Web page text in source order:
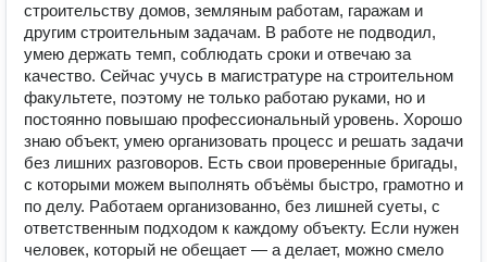
строительству домов, земляным работам, гаражам и
другим строительным задачам. В работе не подводил,
умею держать темп, соблюдать сроки и отвечаю за
качество. Сейчас учусь в магистратуре на строительном
факультете, поэтому не только работаю руками, но и
постоянно повышаю профессиональный уровень. Хорошо
знаю объект, умею организовать процесс и решать задачи
без лишних разговоров. Есть свои проверенные бригады,
с которыми можем выполнять объёмы быстро, грамотно и
по делу. Работаем организованно, без лишней суеты, с
ответственным подходом к каждому объекту. Если нужен
человек, который не обещает — а делает, можно смело